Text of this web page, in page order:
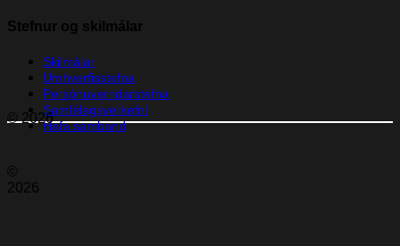
Stefnur og skilmálar
Skilmálar
Umhverfisstefna
Persónuverndarstefna
Samfélagsverkefni
Hafa samband
© 2026
©
2026